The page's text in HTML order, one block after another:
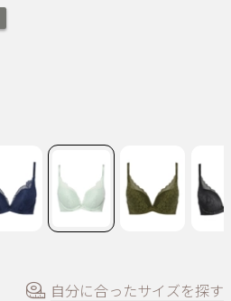
ン
ク。
自分に合ったサイズを探す